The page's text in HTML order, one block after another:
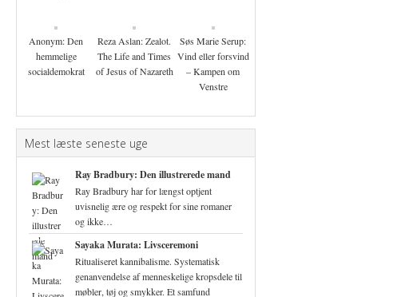
Anonym: Den
hemmelige
socialdemokrat
Reza Aslan: Zealot.
The Life and Times
of Jesus of Nazareth
Søs Marie Serup:
Vind eller forsvind
– Kampen om
Venstre
Mest læste seneste uge
Ray Bradbury: Den illustrerede mand
Ray Bradbury har for længst optjent
uvisnelig ære og respekt for sine romaner
og ikke…
Sayaka Murata: Livsceremoni
Ritualiseret kannibalisme. Systematisk
genanvendelse af menneskelige kropsdele til
møbler, tøj og smykker. Et samfund